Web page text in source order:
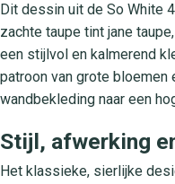
Dit dessin uit de So White
zachte taupe tint jane
een stijlvol en kalmerend
patroon van grote bloemen
wandbekleding naar een
Stijl, afwerking
Het klassieke, sierlijke